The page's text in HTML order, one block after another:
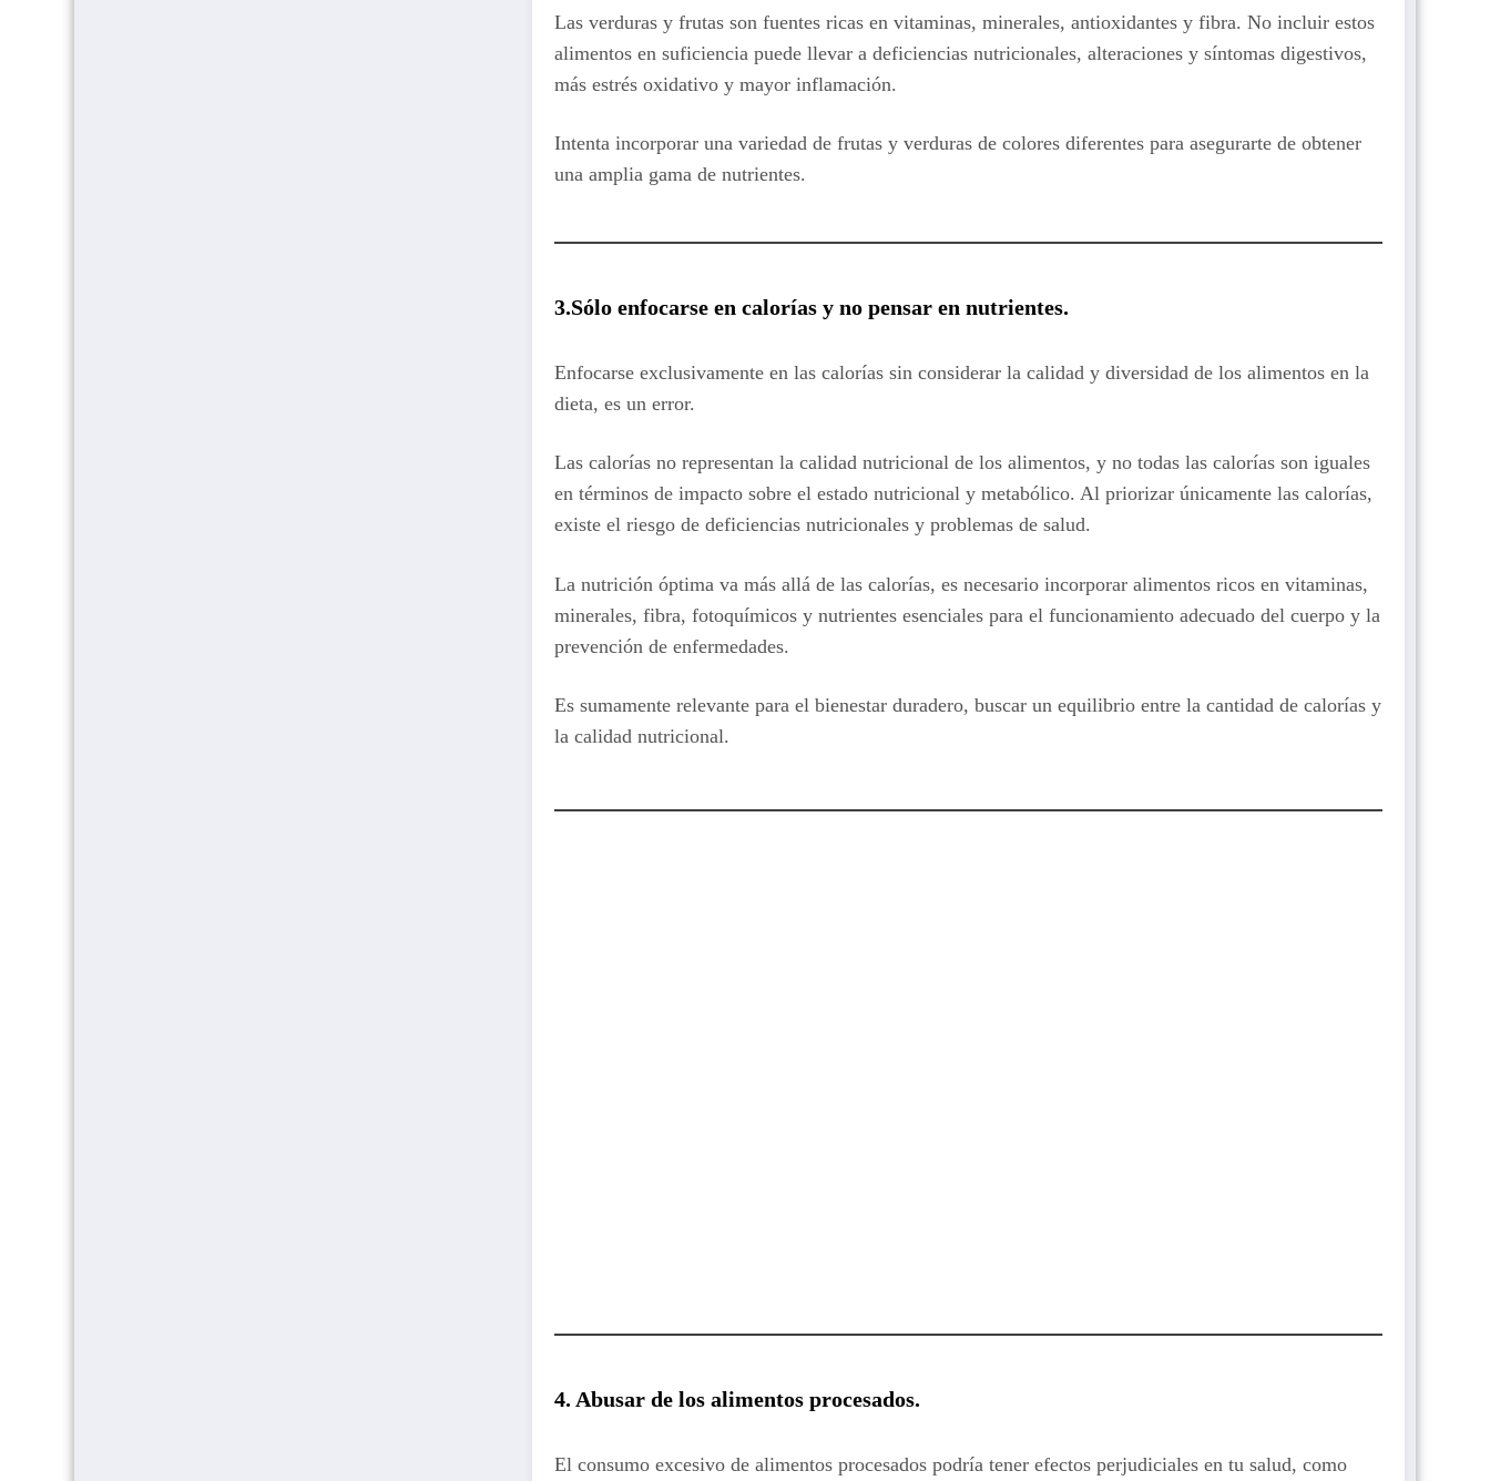
Las verduras y frutas son fuentes ricas en vitaminas, minerales, antioxidantes y fibra. No incluir estos
alimentos en suficiencia puede llevar a deficiencias nutricionales, alteraciones y síntomas digestivos,
más estrés oxidativo y mayor inflamación.
Intenta incorporar una variedad de frutas y verduras de colores diferentes para asegurarte de obtener
una amplia gama de nutrientes.
3.Sólo enfocarse en calorías y no pensar en nutrientes.
Enfocarse exclusivamente en las calorías sin considerar la calidad y diversidad de los alimentos en la
dieta, es un error.
Las calorías no representan la calidad nutricional de los alimentos, y no todas las calorías son iguales
en términos de impacto sobre el estado nutricional y metabólico. Al priorizar únicamente las calorías,
existe el riesgo de deficiencias nutricionales y problemas de salud.
La nutrición óptima va más allá de las calorías, es necesario incorporar alimentos ricos en vitaminas,
minerales, fibra, fotoquímicos y nutrientes esenciales para el funcionamiento adecuado del cuerpo y la
prevención de enfermedades.
Es sumamente relevante para el bienestar duradero, buscar un equilibrio entre la cantidad de calorías y
la calidad nutricional.
4.Abusar de los alimentos procesados.
El consumo excesivo de alimentos procesados podría tener efectos perjudiciales en tu salud, como